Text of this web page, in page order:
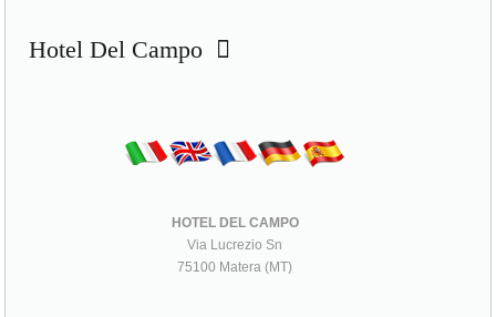
Hotel Del Campo
HOTEL DEL CAMPO
Via Lucrezio Sn
75100 Matera (MT)